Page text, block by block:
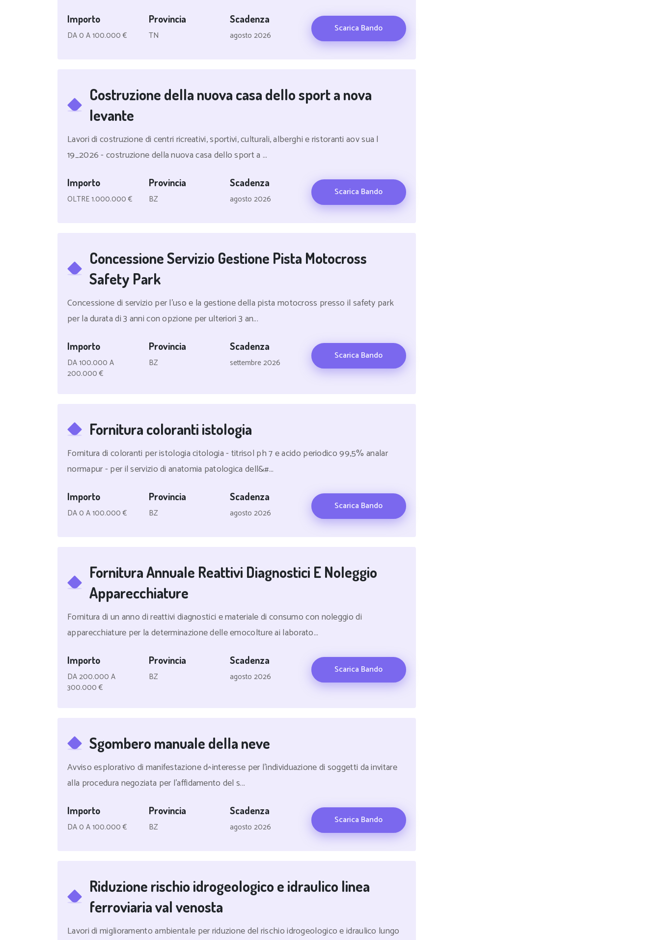
Importo
DA 0 A 100.000 €
Provincia
TN
Scadenza
agosto 2026
Scarica Bando
Costruzione della nuova casa dello sport a nova
levante
Lavori di costruzione di centri ricreativi, sportivi, culturali, alberghi e ristoranti aov sua l
19_2026 - costruzione della nuova casa dello sport a ...
Importo
OLTRE 1.000.000 €
Provincia
BZ
Scadenza
agosto 2026
Scarica Bando
Concessione Servizio Gestione Pista Motocross
Safety Park
Concessione di servizio per l'uso e la gestione della pista motocross presso il safety park
per la durata di 3 anni con opzione per ulteriori 3 an...
Importo
DA 100.000 A
200.000 €
Provincia
BZ
Scadenza
settembre 2026
Scarica Bando
Fornitura coloranti istologia
Fornitura di coloranti per istologia citologia - titrisol ph 7 e acido periodico 99,5% analar
normapur - per il servizio di anatomia patologica dell&#...
Importo
DA 0 A 100.000 €
Provincia
BZ
Scadenza
agosto 2026
Scarica Bando
Fornitura Annuale Reattivi Diagnostici E Noleggio
Apparecchiature
Fornitura di un anno di reattivi diagnostici e materiale di consumo con noleggio di
apparecchiature per la determinazione delle emocolture ai laborato...
Importo
DA 200.000 A
300.000 €
Provincia
BZ
Scadenza
agosto 2026
Scarica Bando
Sgombero manuale della neve
Avviso esplorativo di manifestazione d^interesse per l'individuazione di soggetti da invitare
alla procedura negoziata per l'affidamento del s...
Importo
DA 0 A 100.000 €
Provincia
BZ
Scadenza
agosto 2026
Scarica Bando
Riduzione rischio idrogeologico e idraulico linea
ferroviaria val venosta
Lavori di miglioramento ambientale per riduzione del rischio idrogeologico e idraulico lungo